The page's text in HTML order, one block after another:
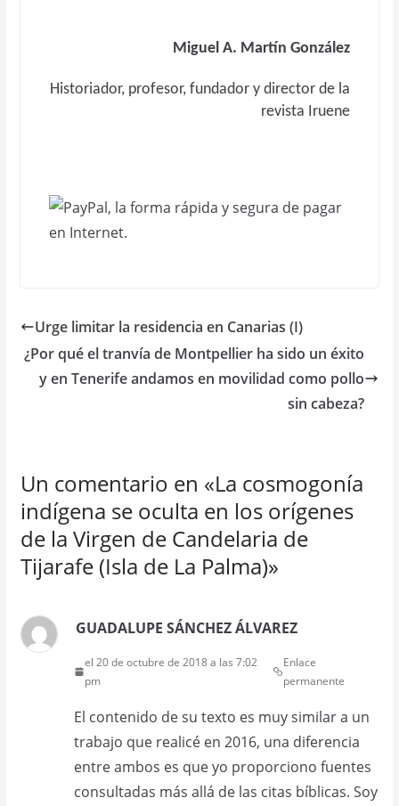
Miguel A. Martín González
Historiador, profesor, fundador y director de la
revista Iruene
Urge limitar la residencia en Canarias (I)
¿Por qué el tranvía de Montpellier ha sido un éxito
y en Tenerife andamos en movilidad como pollo
sin cabeza?
Un comentario en «La cosmogonía
indígena se oculta en los orígenes
de la Virgen de Candelaria de
Tijarafe (Isla de La Palma)»
GUADALUPE SÁNCHEZ ÁLVAREZ
el 20 de octubre de 2018 a las 7:02
pm
Enlace
permanente
El contenido de su texto es muy similar a un
trabajo que realicé en 2016, una diferencia
entre ambos es que yo proporciono fuentes
consultadas más allá de las citas bíblicas. Soy